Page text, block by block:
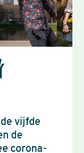
vijfde
de
corona-